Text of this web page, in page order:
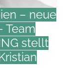
– neue
Team
stellt